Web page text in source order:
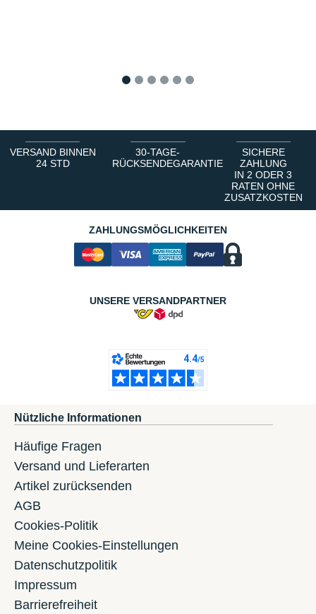
VERSAND BINNEN
24 STD
30-TAGE-
RÜCKSENDEGARANTIE
SICHERE
ZAHLUNG
IN 2 ODER 3
RATEN OHNE
ZUSATZKOSTEN
ZAHLUNGSMÖGLICHKEITEN
UNSERE VERSANDPARTNER
Nützliche Informationen
Häufige Fragen
Versand und Lieferarten
Artikel zurücksenden
AGB
Cookies-Politik
Meine Cookies-Einstellungen
Datenschutzpolitik
Impressum
Barrierefreiheit